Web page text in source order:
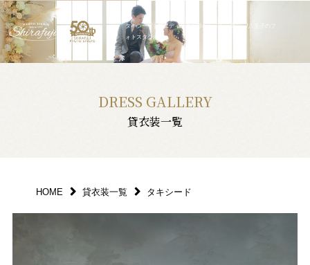
タキシード | ウエディング撮影なら「シラフジ」/八王子のフ
ォトスタジオ
DRESS GALLERY
貸衣装一覧
HOME 貸衣装一覧 タキシード